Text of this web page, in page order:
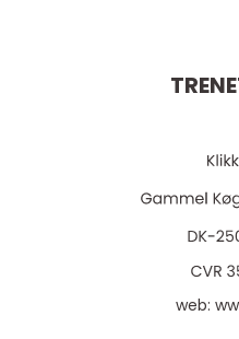
web: